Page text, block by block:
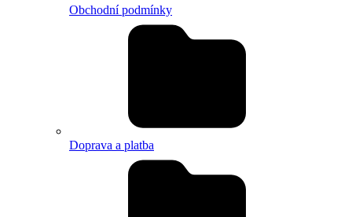
Obchodní podmínky
Doprava a platba